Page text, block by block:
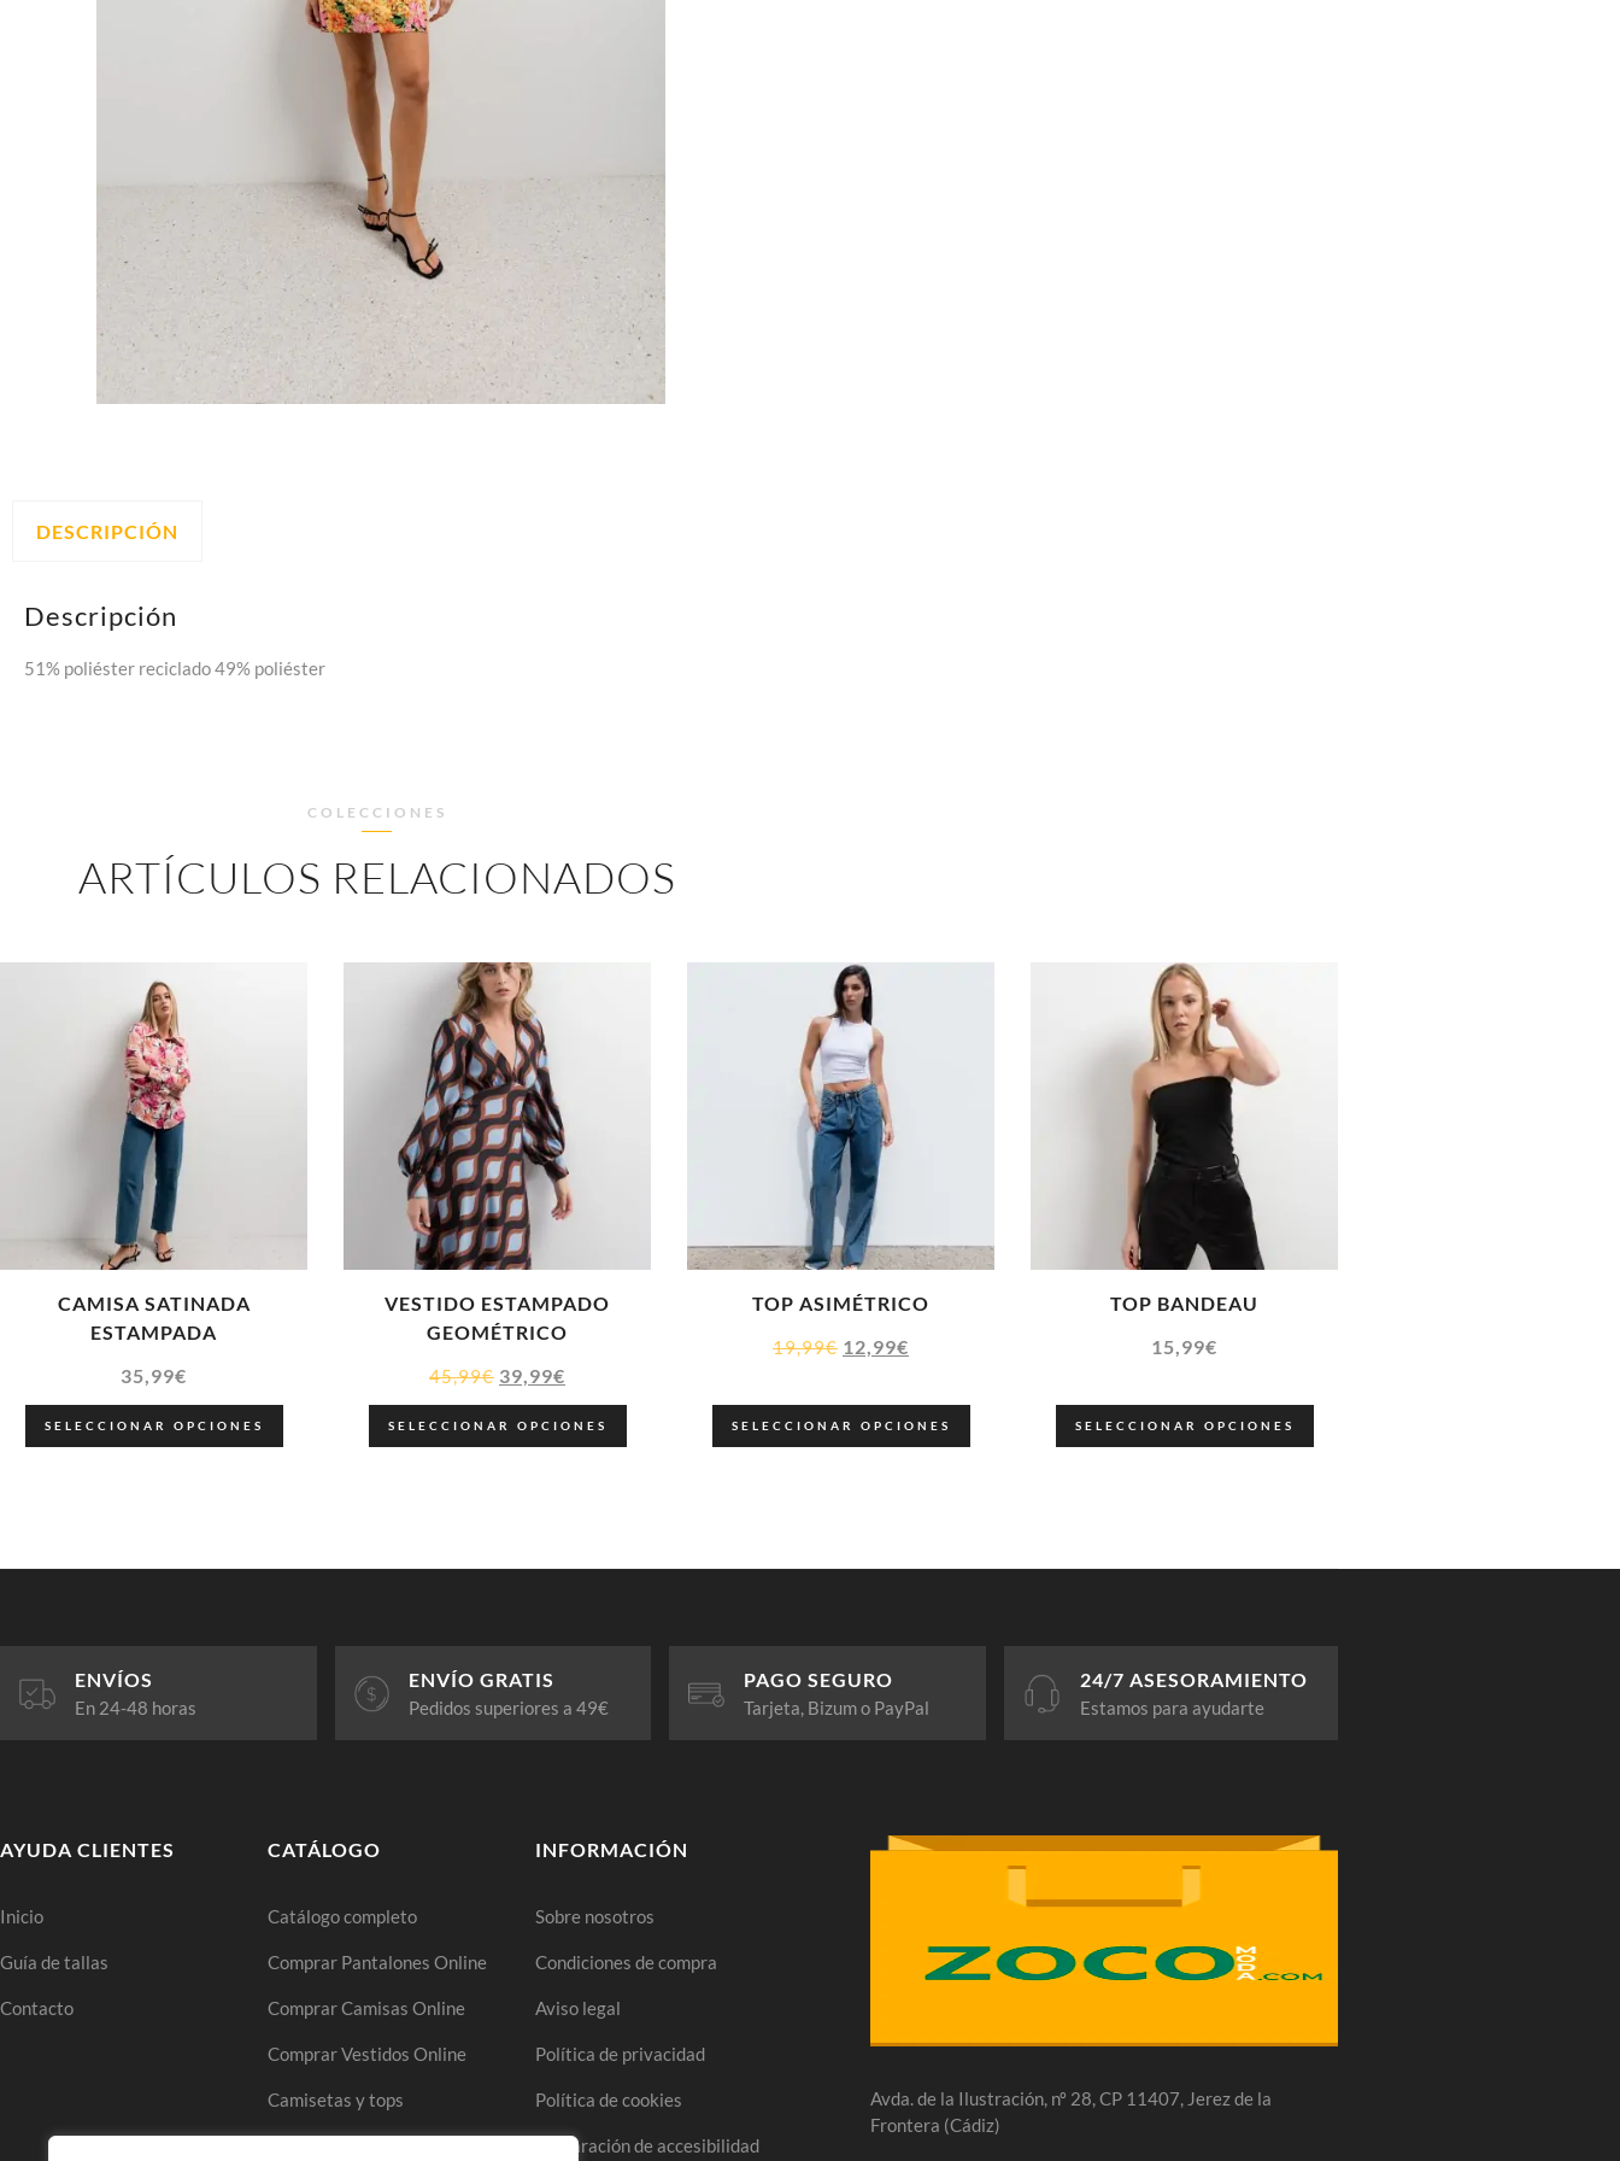
DESCRIPCIÓN
Descripción
51% poliéster reciclado 49% poliéster
COLECCIONES
ARTÍCULOS RELACIONADOS
CAMISA SATINADA
ESTAMPADA
35,99€
SELECCIONAR OPCIONES
VESTIDO ESTAMPADO
GEOMÉTRICO
45,99€ 39,99€
SELECCIONAR OPCIONES
TOP ASIMÉTRICO
19,99€ 12,99€
SELECCIONAR OPCIONES
TOP BANDEAU
15,99€
SELECCIONAR OPCIONES
ENVÍOS
En 24-48 horas
ENVÍO GRATIS
Pedidos superiores a 49€
PAGO SEGURO
Tarjeta, Bizum o PayPal
24/7 ASESORAMIENTO
Estamos para ayudarte
AYUDA CLIENTES
Inicio
Guía de tallas
Contacto
CATÁLOGO
Catálogo completo
Comprar Pantalones Online
Comprar Camisas Online
Comprar Vestidos Online
Camisetas y tops
INFORMACIÓN
Sobre nosotros
Condiciones de compra
Aviso legal
Política de privacidad
Política de cookies
Declaración de accesibilidad
Avda. de la Ilustración, nº 28, CP 11407, Jerez de la
Frontera (Cádiz)